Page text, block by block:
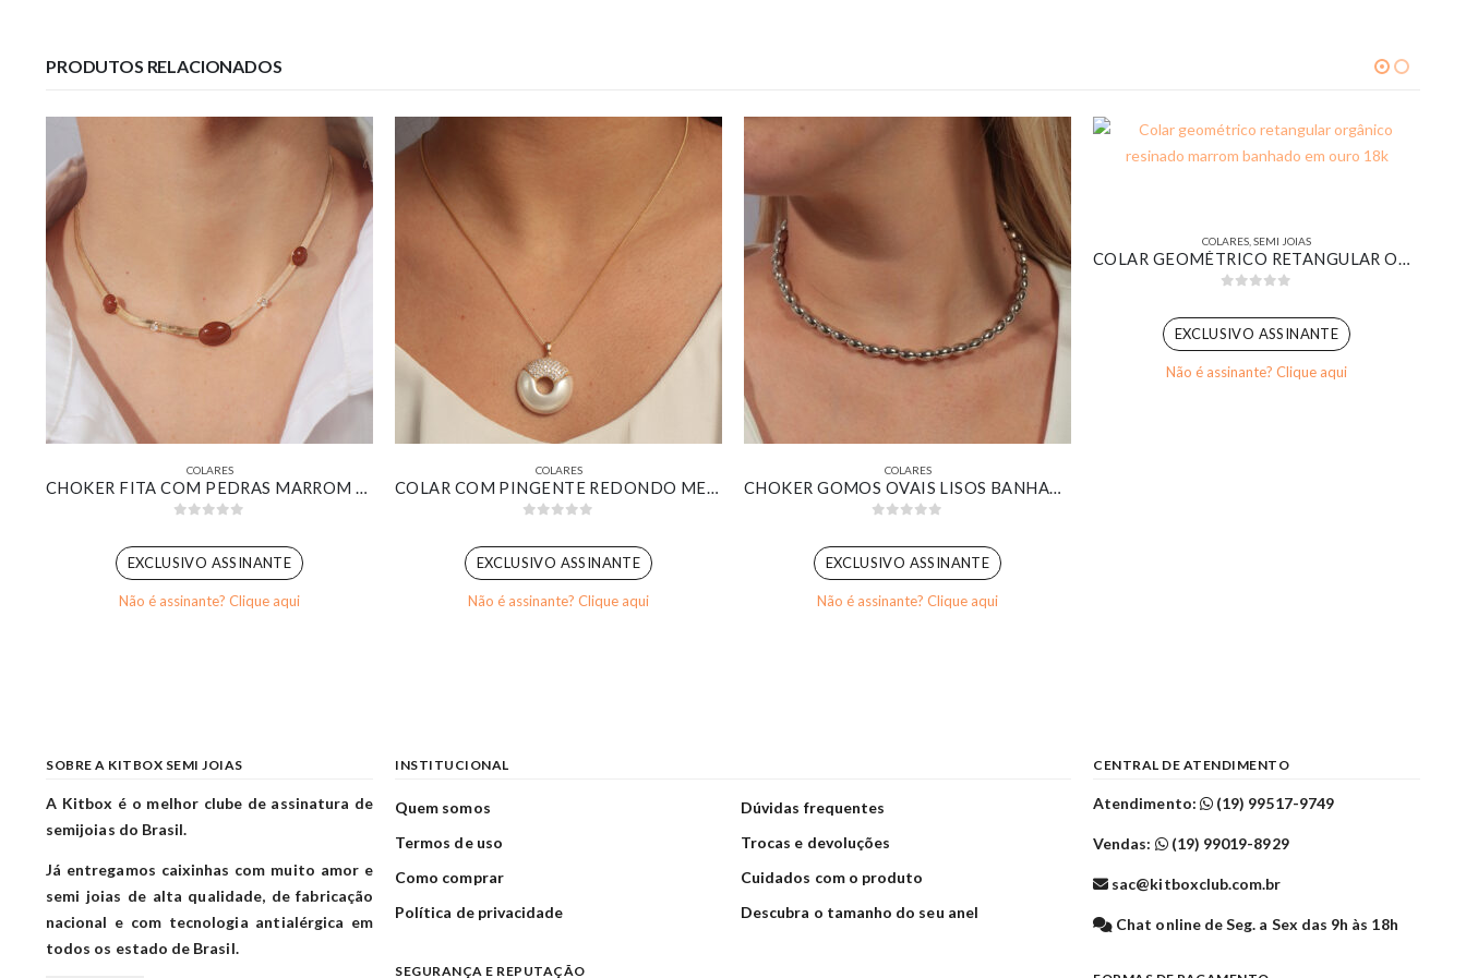
PRODUTOS RELACIONADOS
COLARES
CHOKER FITA COM PEDRAS MARROM BANHADO EM OURO 18K
EXCLUSIVO ASSINANTE
Não é assinante? Clique aqui
COLARES
COLAR COM PINGENTE REDONDO MEIO PÉROLA MEIO CRAVEJADO BANHADO EM OURO 18K
EXCLUSIVO ASSINANTE
Não é assinante? Clique aqui
COLARES
CHOKER GOMOS OVAIS LISOS BANHADO EM OURO BRANCO
EXCLUSIVO ASSINANTE
Não é assinante? Clique aqui
COLARES SEMI JOIAS
COLAR GEOMÉTRICO RETANGULAR ORGÂNICO RESINADO MARROM BANHADO EM OURO 18K
EXCLUSIVO ASSINANTE
Não é assinante? Clique aqui
SOBRE A KITBOX SEMI JOIAS
A Kitbox é o melhor clube de assinatura de
semijoias do Brasil.
Já entregamos caixinhas com muito amor e
semi joias de alta qualidade, de fabricação
nacional e com tecnologia antialérgica em
todos os estado de Brasil.
INSTITUCIONAL
Quem somos
Termos de uso
Como comprar
Política de privacidade
Dúvidas frequentes
Trocas e devoluções
Cuidados com o produto
Descubra o tamanho do seu anel
SEGURANÇA E REPUTAÇÃO
CENTRAL DE ATENDIMENTO
Atendimento: (19) 99517-9749
Vendas: (19) 99019-8929
sac@kitboxclub.com.br
Chat online de Seg. a Sex das 9h às 18h